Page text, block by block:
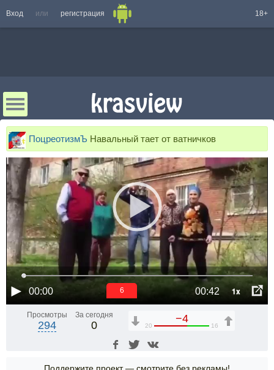
Вход или регистрация 18+
ПоцреотизмЪ Навальный тает от ватничков
00:00 00:42 1x
6
Просмотры
294
За сегодня
0
−4
20 16
Поддержите проект — смотрите без рекламы!